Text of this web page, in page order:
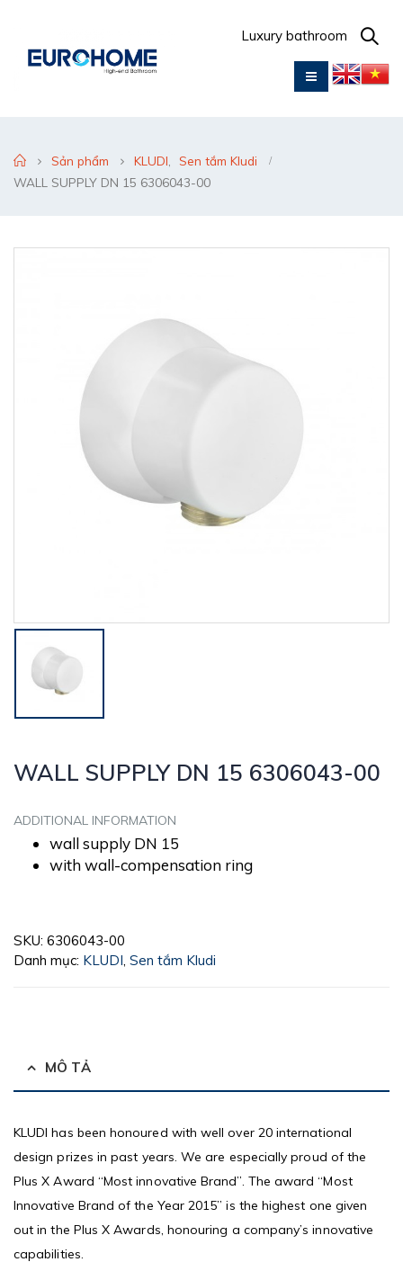
Luxury bathroom
Sản phẩm KLUDI
Sen tắm Kludi
WALL SUPPLY DN 15 6306043-00
WALL SUPPLY DN 15 6306043-00
ADDITIONAL INFORMATION
wall supply DN 15
with wall-compensation ring
SKU: 6306043-00
Danh mục: KLUDI Sen tắm Kludi
MÔ TẢ
KLUDI has been honoured with well over 20 international
design prizes in past years. We are especially proud of the
Plus X Award “Most innovative Brand”. The award “Most
Innovative Brand of the Year 2015” is the highest one given
out in the Plus X Awards, honouring a company’s innovative
capabilities.